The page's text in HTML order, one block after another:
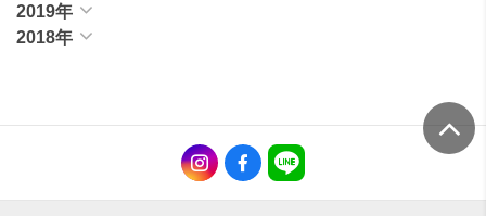
2019年
2018年